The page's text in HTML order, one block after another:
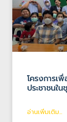
โครงการเ
ประชาชนใ
อ่านเพิ่มเติม...